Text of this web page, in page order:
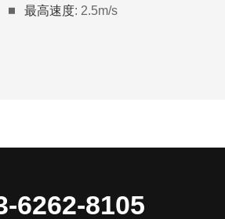
最高速度: 2.5m/s
6262-8105